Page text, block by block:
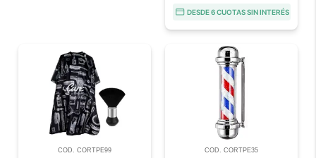
DESDE 6 CUOTAS SIN INTERÉS
COD. CORTPE99 COD. CORTPE35